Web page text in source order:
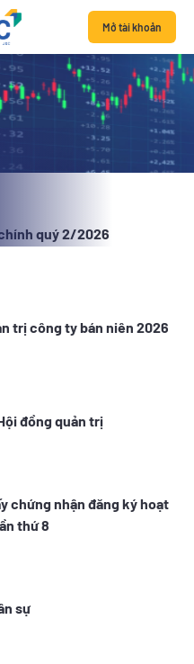
Mở tài khoản
chính quý 2/2026
trị công ty bán niên 2026
đồng quản trị
chứng nhận đăng ký hoạt
thứ 8
sự